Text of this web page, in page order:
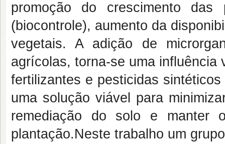
promoção do crescimento
(biocontrole), aumento da
vegetais. A adição de
agrícolas, torna-se uma
fertilizantes e pesticidas
uma solução viável para
remediação do solo e manter
plantação.Neste trabalho um